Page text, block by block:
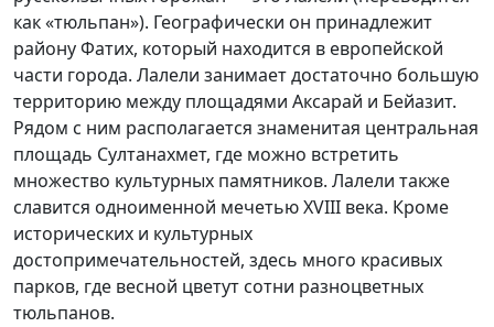
как «тюльпан»). Географически он принадлежит
району Фатих, который находится в европейской
части города. Лалели занимает достаточно большую
территорию между площадями Аксарай и Бейазит.
Рядом с ним располагается знаменитая центральная
площадь Султанахмет, где можно встретить
множество культурных памятников. Лалели также
славится одноименной мечетью XVIII века. Кроме
исторических и культурных
достопримечательностей, здесь много красивых
парков, где весной цветут сотни разноцветных
тюльпанов.